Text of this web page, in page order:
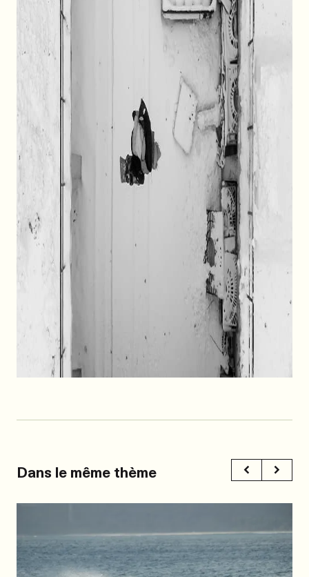
Dans le même thème